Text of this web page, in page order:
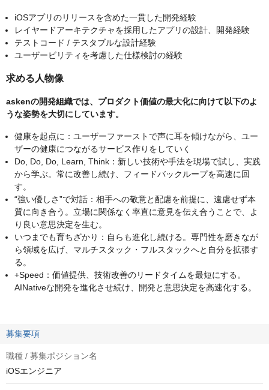
iOSアプリのリリースを含めた一貫した開発経験
レイヤードアーキテクチャを採用したアプリの設計、開発経験
テストコード / テスタブルな設計経験
ユーザービリティを考慮した仕様検討の経験
求める人物像
askenの開発組織では、プロダクト価値の最大化に向けて以下のよ
うな姿勢を大切にしています。
健康を起点に：ユーザーファーストで声に耳を傾けながら、ユー
ザーの健康につながるサービス作りをしていく
Do, Do, Do, Learn, Think：新しい技術や手法を現場で試し、実践
から学ぶ。常に改善し続け、フィードバックループを高速に回
す。
“強い優しさ”で対話：相手への敬意と配慮を前提に、遠慮せず本
質に向き合う。立場に関係なく率直に意見を伝え合うことで、よ
り良い意思決定を生む。
いつまでも育ちざかり：自らも進化し続ける。専門性を磨きなが
ら領域を広げ、マルチスタック・フルスタックへと自分を拡張す
る。
+Speed：価値提供、技術改善のリードタイムを最短にする。
AINativeな開発を進化させ続け、開発と意思決定を高速化する。
募集要項
職種 / 募集ポジション名
iOSエンジニア